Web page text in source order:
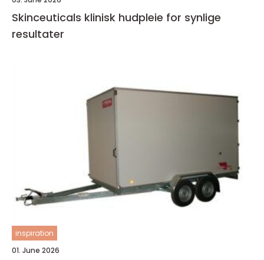
Skinceuticals klinisk hudpleie for synlige
resultater
inspiration
01. June 2026